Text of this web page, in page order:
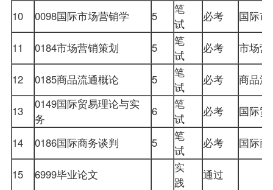
10 0098国际市场营销学 5
笔
试
必考 国际市
11 0184市场营销策划 5
笔
试
必考 市场
12 0185商品流通概论 5
笔
试
必考 商品
13 0149国际贸易理论与实
务
6
笔
试
必考 国际贸
14 0186国际商务谈判 5
笔
试
必考 国际
15 6999毕业论文
实
践
通过